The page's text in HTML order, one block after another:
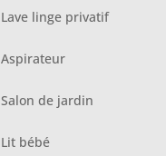
Lave linge privatif
Aspirateur
Salon de jardin
Lit bébé